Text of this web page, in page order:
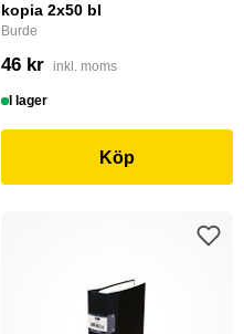
kopia 2x50 bl
Burde
46 kr inkl. moms
I lager
Köp